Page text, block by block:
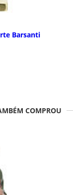
Barsanti
COMPROU